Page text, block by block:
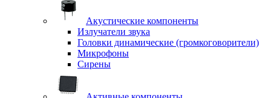
Акустические компоненты
Излучатели звука
Головки динамические (громкоговорители)
Микрофоны
Сирены